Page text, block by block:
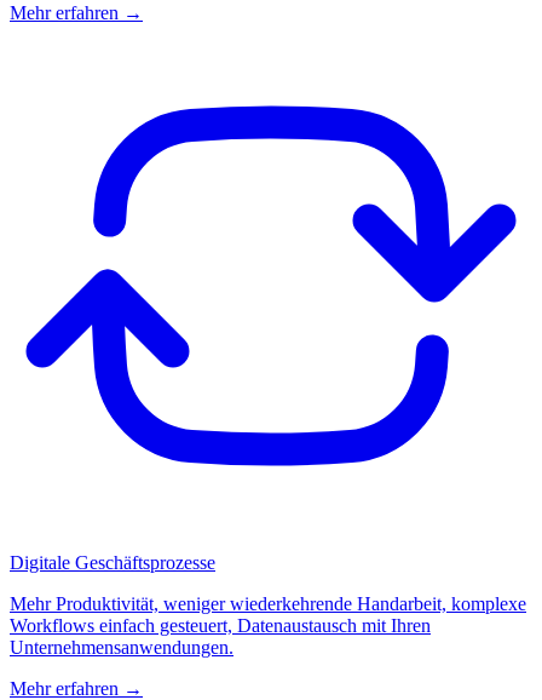
Mehr erfahren →
Digitale Geschäftsprozesse
Mehr Produktivität, weniger wiederkehrende Handarbeit, komplexe
Workflows einfach gesteuert, Datenaustausch mit Ihren
Unternehmensanwendungen.
Mehr erfahren →